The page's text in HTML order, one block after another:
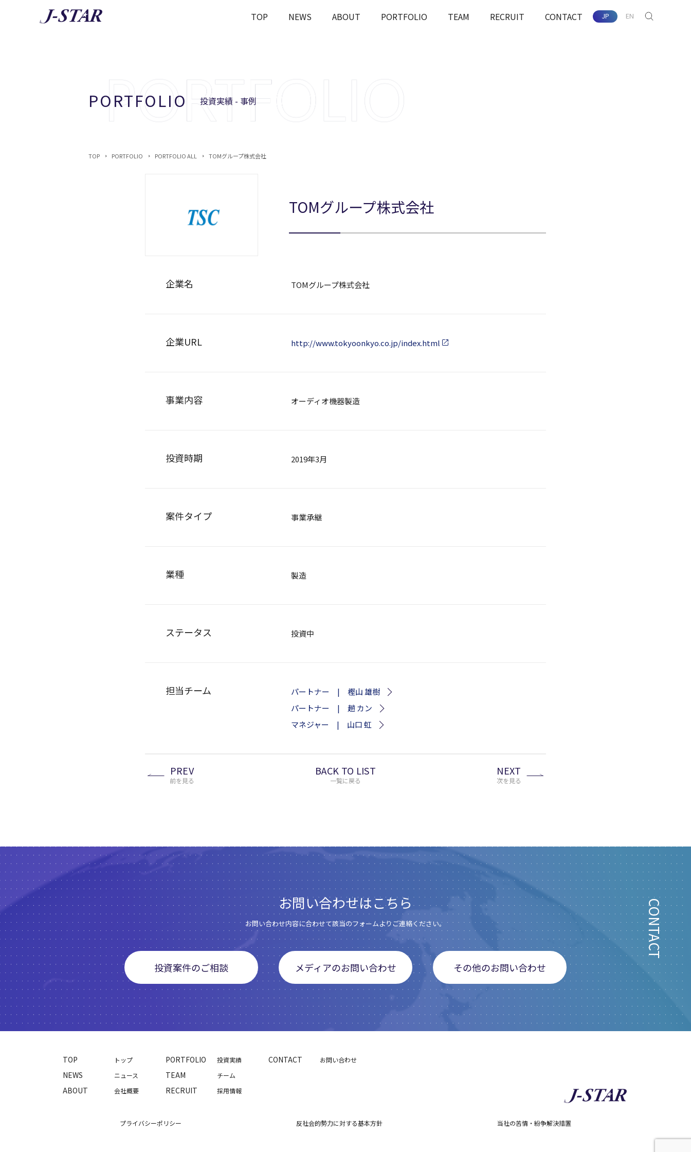
TOP NEWS ABOUT PORTFOLIO TEAM RECRUIT CONTACT JP EN
PORTFOLIO 投資実績 - 事例
TOP PORTFOLIO PORTFOLIO ALL TOMグループ株式会社
TOMグループ株式会社
企業名 TOMグループ株式会社
企業URL http://www.tokyoonkyo.co.jp/index.html
事業内容 オーディオ機器製造
投資時期 2019年3月
案件タイプ 事業承継
業種 製造
ステータス 投資中
担当チーム
パートナー | 樫山 雄樹
パートナー | 趙 カン
マネジャー | 山口 虹
PREV
前を見る
BACK TO LIST
一覧に戻る
NEXT
次を見る
CONTACT
お問い合わせはこちら
お問い合わせ内容に合わせて該当のフォームよりご連絡ください。
投資案件のご相談 メディアのお問い合わせ その他のお問い合わせ
TOP トップ
NEWS ニュース
ABOUT 会社概要
PORTFOLIO 投資実績
TEAM チーム
RECRUIT 採用情報
CONTACT お問い合わせ
プライバシーポリシー 反社会的勢力に対する基本方針 当社の苦情・紛争解決措置